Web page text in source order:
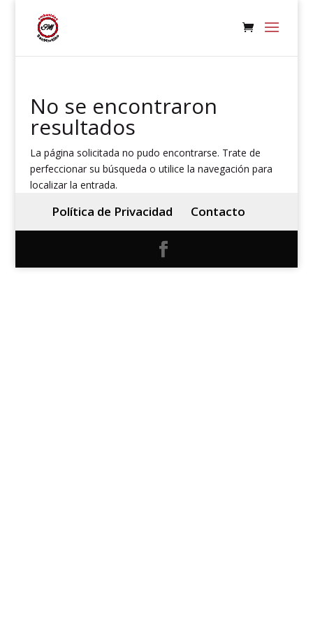
No se encontraron
resultados
La página solicitada no pudo encontrarse. Trate de
perfeccionar su búsqueda o utilice la navegación para
localizar la entrada.
Política de Privacidad Contacto